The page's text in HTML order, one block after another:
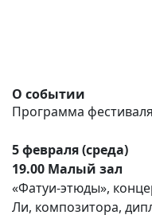
О событии
Программа
5 февраля (среда)
19.00 Малый зал
«Фатуи-этюды»,
Ли, композитора,